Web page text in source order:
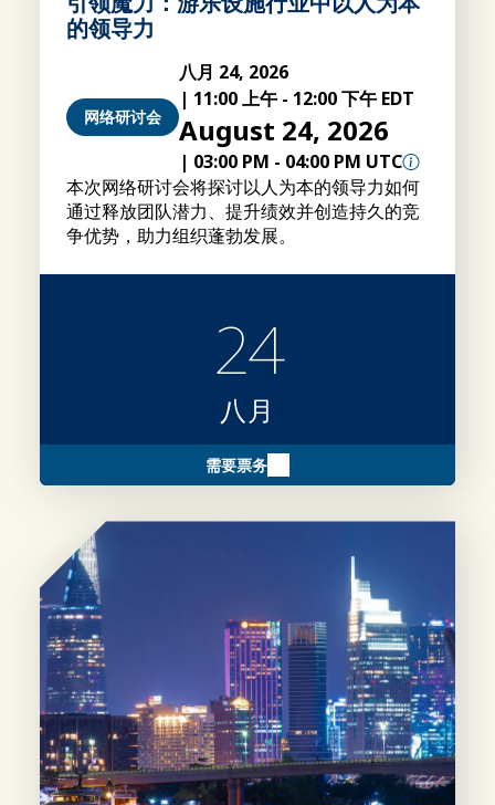
的领导力
网络研讨会
八月 24, 2026
| 11:00 上午 - 12:00 下午 EDT
August 24, 2026
| 03:00 PM - 04:00 PM UTC
本次网络研讨会将探讨以人为本的领导力如何
通过释放团队潜力、提升绩效并创造持久的竞
争优势，助力组织蓬勃发展。
24
八月
需要票务